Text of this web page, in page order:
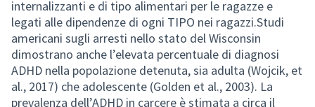
internalizzanti e di tipo alimentari per le ragazze e
legati alle dipendenze di ogni TIPO nei ragazzi.Studi
americani sugli arresti nello stato del Wisconsin
dimostrano anche l’elevata percentuale di diagnosi
ADHD nella popolazione detenuta, sia adulta (Wojcik, et
al., 2017) che adolescente (Golden et al., 2003). La
prevalenza dell’ADHD in carcere è stimata a circa il